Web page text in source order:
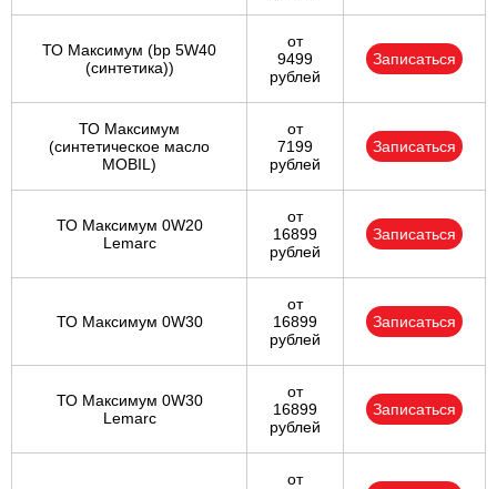
ТО Максимум (bp 5W40
(синтетика))
от
9499
рублей
Записаться
ТО Максимум
(cинтетическое масло
MOBIL)
от
7199
рублей
Записаться
ТО Максимум 0W20
Lemarc
от
16899
рублей
Записаться
ТО Максимум 0W30
от
16899
рублей
Записаться
ТО Максимум 0W30
Lemarc
от
16899
рублей
Записаться
от